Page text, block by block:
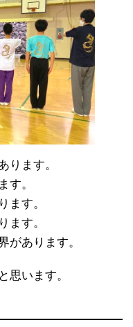
ります。
す。
ます。
ます。
があります。
思います。